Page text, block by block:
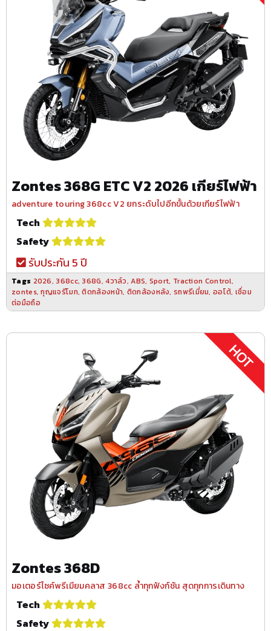
Zontes 368G ETC V2 2026 เกียร์ไฟฟ้า
adventure touring 368cc V2 ยกระดับไปอีกขั้นด้วยเกียร์ไฟฟ้า
Tech
Safety
รับประกัน 5 ปี
Tags 2026, 368cc, 368G,4วาล์ว,ABS, Sport, Traction Control,
zontes,กุญแจรีโมท,ติดกล้องหน้า, ติดกล้องหลัง,รถพรีเมี่ยม,ออโต้, เชื่อม
ต่อมือถือ
Zontes 368D
มอเตอร์ไซค์พรีเมียมคลาส 368cc ล้ำทุกฟังก์ชัน สุดทุกการเดินทาง
Tech
Safety